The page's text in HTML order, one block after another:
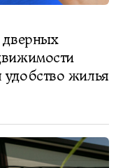
жилья